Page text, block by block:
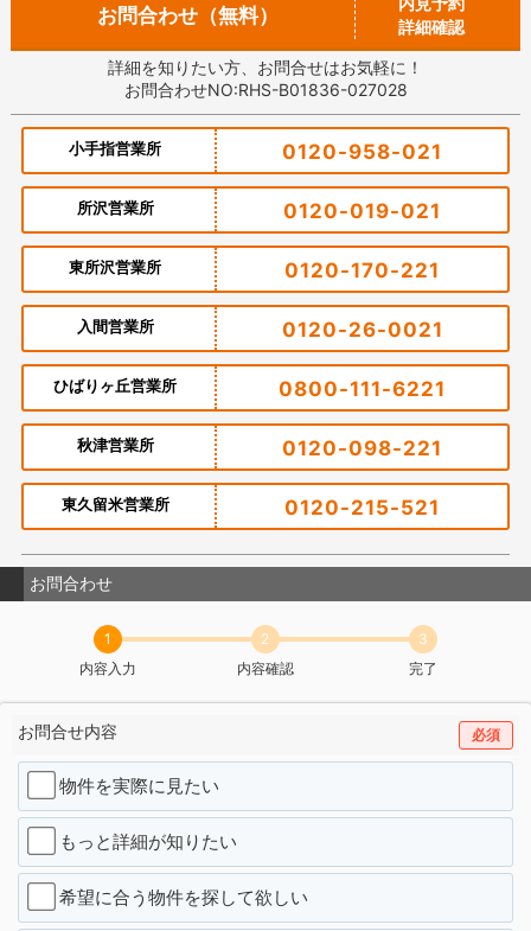
お問合わせ（無料）
詳細確認
詳細を知りたい方、お問合せはお気軽に！
お問合わせNO:RHS-B01836-027028
小手指営業所 0120-958-021
所沢営業所 0120-019-021
東所沢営業所 0120-170-221
入間営業所 0120-26-0021
ひばりヶ丘営業所 0800-111-6221
秋津営業所 0120-098-221
東久留米営業所 0120-215-521
お問合わせ
1
内容入力
2
内容確認
3
完了
お問合せ内容 必須
物件を実際に見たい
もっと詳細が知りたい
希望に合う物件を探して欲しい